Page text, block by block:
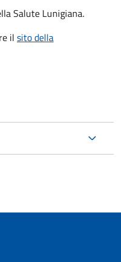
Salute Lunigiana.
il sito della